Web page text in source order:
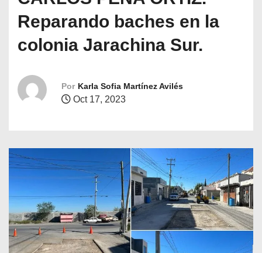
Reparando baches en la
colonia Jarachina Sur.
Por Karla Sofia Martínez Avilés
Oct 17, 2023